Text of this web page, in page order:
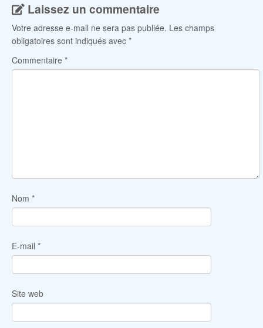
Laissez un commentaire
Votre adresse e-mail ne sera pas publiée. Les champs
obligatoires sont indiqués avec *
Commentaire *
Nom *
E-mail *
Site web